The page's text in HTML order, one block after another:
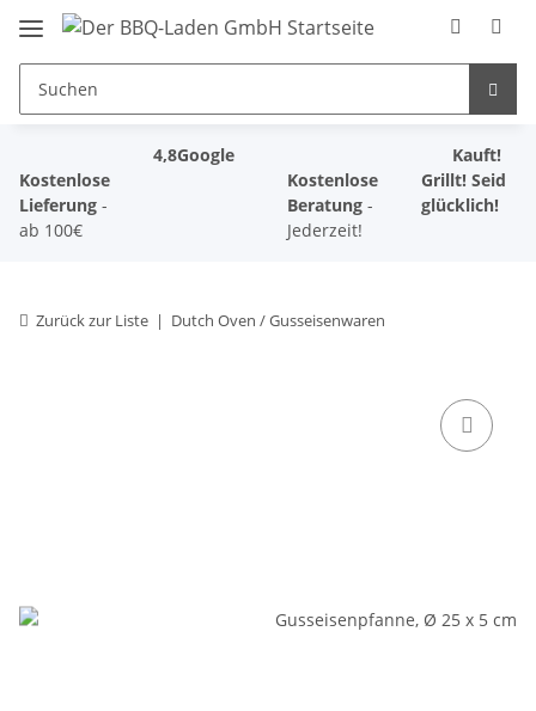
Kostenlose
Lieferung -
ab 100€
4,8Google
Kostenlose
Beratung -
Jederzeit!
Kauft!
Grillt! Seid
glücklich!
Zurück zur Liste Dutch Oven / Gusseisenwaren